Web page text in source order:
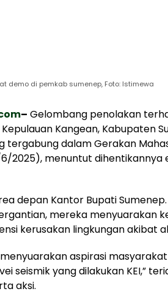
demo di pemkab sumenep, Foto: Istimewa
– Gelombang penolakan
Kangean, Kabupaten
tergabung dalam Gerakan
2025), menuntut dihentikannya
depan Kantor Bupati
mereka menyuarakan
kerusakan lingkungan akibat
aspirasi
seismik yang dilakukan KEI,”
aksi.